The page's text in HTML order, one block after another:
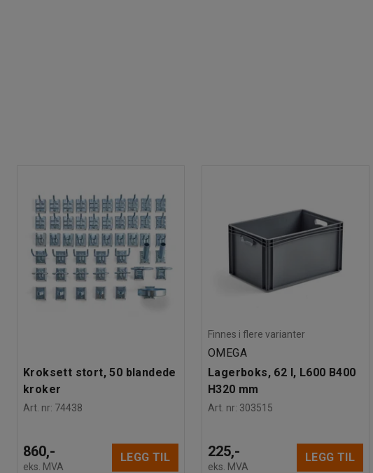
Kroksett stort, 50 blandede
kroker
Art. nr: 74438
860,-
eks. MVA
LEGG TIL
Finnes i flere varianter
OMEGA
Lagerboks, 62 l, L600 B400
H320 mm
Art. nr: 303515
225,-
eks. MVA
LEGG TIL